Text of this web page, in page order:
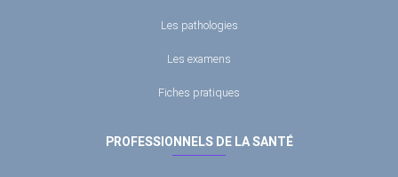
Les pathologies
Les examens
Fiches pratiques
PROFESSIONNELS DE LA SANTÉ